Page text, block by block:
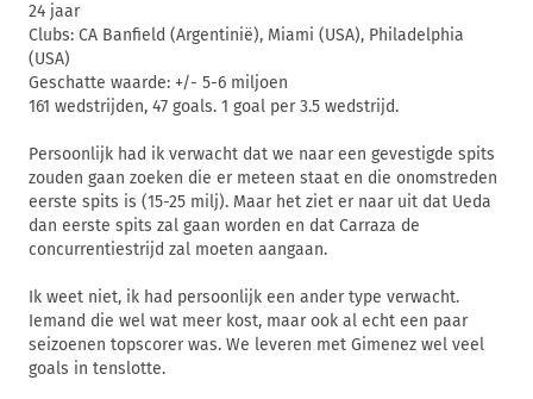
24 jaar
Clubs: CA Banfield (Argentinië), Miami (USA), Philadelphia
(USA)
Geschatte waarde: +/- 5-6 miljoen
161 wedstrijden, 47 goals. 1 goal per 3.5 wedstrijd.
Persoonlijk had ik verwacht dat we naar een gevestigde spits
zouden gaan zoeken die er meteen staat en die onomstreden
eerste spits is (15-25 milj). Maar het ziet er naar uit dat Ueda
dan eerste spits zal gaan worden en dat Carraza de
concurrentiestrijd zal moeten aangaan.
Ik weet niet, ik had persoonlijk een ander type verwacht.
Iemand die wel wat meer kost, maar ook al echt een paar
seizoenen topscorer was. We leveren met Gimenez wel veel
goals in tenslotte.